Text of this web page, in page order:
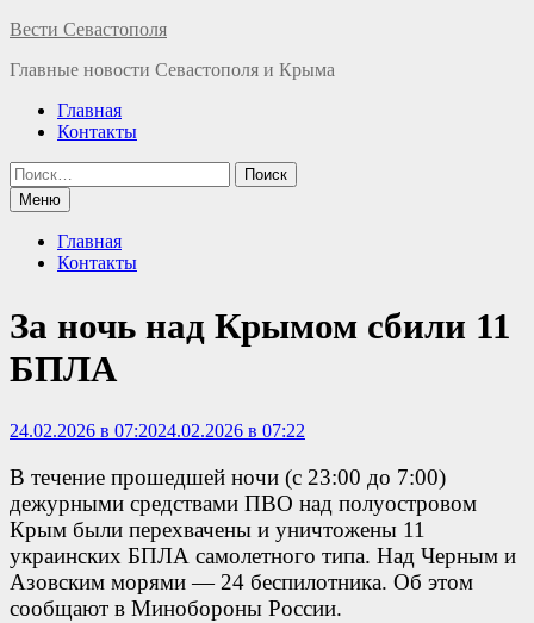
Перейти
содержимому
Вести Севастополя
Главные новости Севастополя и Крыма
Главная
Контакты
Найти:
Меню
Главная
Контакты
За ночь над Крымом сбили 11
БПЛА
24.02.2026 в 07:2024.02.2026 в 07:22
В течение прошедшей ночи (с 23:00 до 7:00)
дежурными средствами ПВО над полуостровом
Крым были перехвачены и уничтожены 11
украинских БПЛА самолетного типа. Над Черным и
Азовским морями — 24 беспилотника. Об этом
сообщают в Минобороны России.